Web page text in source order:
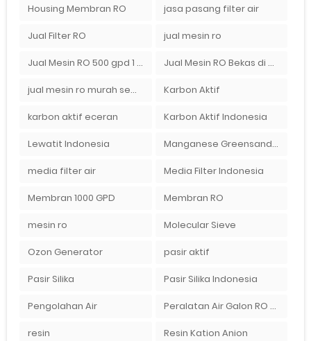
Housing Membran RO jasa pasang filter air
Jual Filter RO jual mesin ro
Jual Mesin RO 500 gpd 1 Membran Jual Mesin RO Bekas di Medan
jual mesin ro murah semarang Karbon Aktif
karbon aktif eceran Karbon Aktif Indonesia
Lewatit Indonesia Manganese Greensand Plus
media filter air Media Filter Indonesia
Membran 1000 GPD Membran RO
mesin ro Molecular Sieve
Ozon Generator pasir aktif
Pasir Silika Pasir Silika Indonesia
Pengolahan Air Peralatan Air Galon RO Palembang
resin Resin Kation Anion